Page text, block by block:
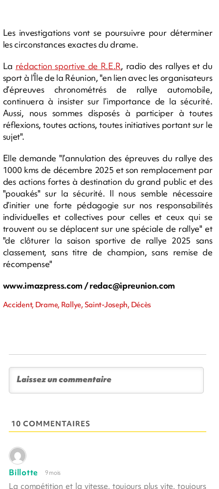
Les investigations vont se poursuivre pour déterminer
les circonstances exactes du drame.
La rédaction sportive de R.E.R, radio des rallyes et du
sport à l’Île de la Réunion, "en lien avec les organisateurs
d’épreuves chronométrés de rallye automobile,
continuera à insister sur l’importance de la sécurité.
Aussi, nous sommes disposés à participer à toutes
réflexions, toutes actions, toutes initiatives portant sur le
sujet".
Elle demande "l’annulation des épreuves du rallye des
1000 kms de décembre 2025 et son remplacement par
des actions fortes à destination du grand public et des
"pouakés" sur la sécurité. Il nous semble nécessaire
d’initier une forte pédagogie sur nos responsabilités
individuelles et collectives pour celles et ceux qui se
trouvent ou se déplacent sur une spéciale de rallye" et
"de clôturer la saison sportive de rallye 2025 sans
classement, sans titre de champion, sans remise de
récompense"
www.imazpress.com /redac@ipreunion.com
Accident, Drame, Rallye, Saint-Joseph, Décès
10 COMMENTAIRES
Billotte 9 mois
La compétition et la vitesse, toujours plus vite, toujours